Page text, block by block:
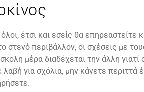
έτσι και εσείς θα επηρεαστείτε
στενό περιβάλλον, οι σχέσεις με
μέρα διαδέχεται την άλλη
λαβή για σχόλια, μην κάνετε